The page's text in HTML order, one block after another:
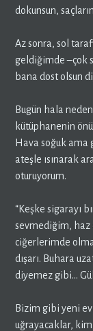
dokunsun,
Az sonra, sol
geldiğimde –çok
bana dost olsun
Bugün hala
kütüphanenin
Hava soğuk
ateşle ısınarak
oturuyorum.
“Keşke sigarayı
sevmediğim, haz
ciğerlerimde
dışarı. Buhara
diyemez gibi…
Bizim gibi yeni
uğrayacaklar,